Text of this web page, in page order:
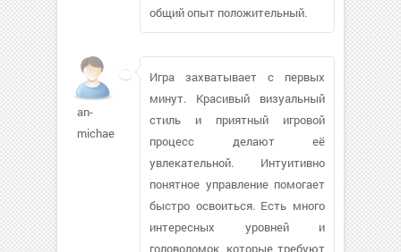
общий опыт положительный.
an-
michael
Игра захватывает с первых
минут. Красивый визуальный
стиль и приятный игровой
процесс делают её
увлекательной. Интуитивно
понятное управление помогает
быстро освоиться. Есть много
интересных уровней и
головоломок, которые требуют